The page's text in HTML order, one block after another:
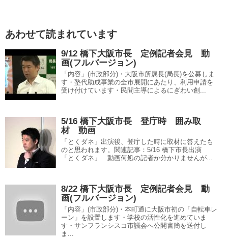
あわせて読まれています
9/12 橋下大阪市長 定例記者会見 動
画(フルバージョン)
「内容」(市政部分)・大阪市所属長(局長)を公募しま
す・塾代助成事業の全市展開にあたり、利用申請を
受け付けています・民間主導によるにぎわい創...
5/16 橋下大阪市長 登庁時 囲み取
材 動画
「とくダネ」出演後、登庁した時に取材に答えたも
のと思われます。関連記事：5/16 橋下市長出演
「とくダネ」 動画何処の記者か分かりませんが...
8/22 橋下大阪市長 定例記者会見 動
画(フルバージョン)
「内容」(市政部分)・本町通に大阪市初の「自転車レ
ーン」を設置します・学校の活性化を進めていま
す・サンフランシスコ市議会へ公開書簡を送付し
ま...